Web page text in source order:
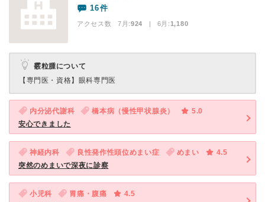
16件
アクセス数 7月:924 | 6月:1,180
霰粒腫について
【専門医・資格】 眼科専門医
内分泌代謝科 橋本病（慢性甲状腺炎）
5.0
安心できました
神経内科 良性発作性頭位めまい症 めまい
4.5
突然のめまいで深夜に診察
小児科 胃痛・腹痛
4.5